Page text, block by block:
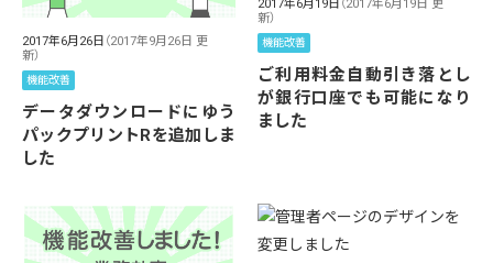
2017年6月26日 （2017年9月26日 更
新）
機能改善
データダウンロードにゆう
パックプリントRを追加しま
した
2017年6月19日 （2017年6月19日 更
新）
機能改善
ご利用料金自動引き落とし
が銀行口座でも可能になり
ました